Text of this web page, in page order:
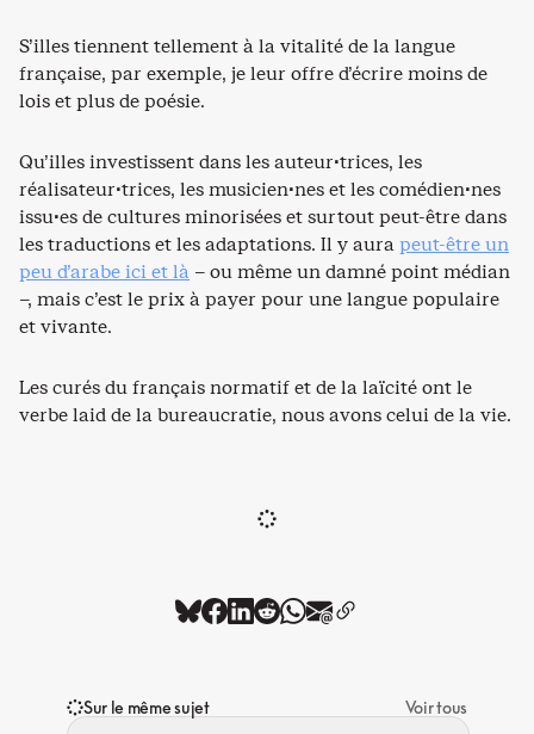
S’illes tiennent tellement à la vitalité de la langue
française, par exemple, je leur offre d’écrire moins de
lois et plus de poésie.
Qu’illes investissent dans les auteur·trices, les
réalisateur·trices, les musicien·nes et les comédien·nes
issu·es de cultures minorisées et surtout peut-être dans
les traductions et les adaptations. Il y aurapeut-être un
peu d’arabe ici et là – ou même un damné point médian
–, mais c’est le prix à payer pour une langue populaire
et vivante.
Les curés du français normatif et de la laïcité ont le
verbe laid de la bureaucratie, nous avons celui de la vie.
Sur le même sujet
Voir tous